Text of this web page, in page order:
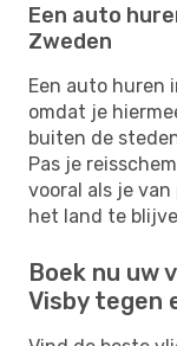
Een auto
Zweden
Een auto huren
omdat je
buiten de
Pas je
vooral als je
het land te
Boek nu uw
Visby tegen